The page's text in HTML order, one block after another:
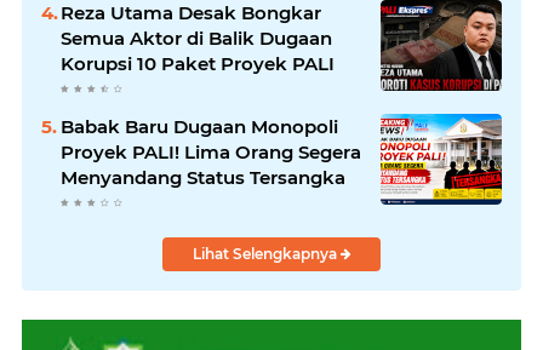
Reza Utama Desak Bongkar
Semua Aktor di Balik Dugaan
Korupsi 10 Paket Proyek PALI
Babak Baru Dugaan Monopoli
Proyek PALI! Lima Orang Segera
Menyandang Status Tersangka
Lihat Selengkapnya